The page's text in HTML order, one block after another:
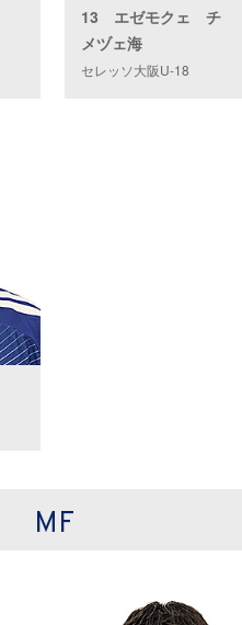
13 エゼモクェ チ
メヅェ海
セレッソ大阪U-18
MF